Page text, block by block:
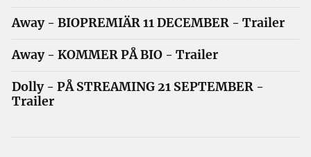
Away - BIOPREMIÄR 11 DECEMBER - Trailer
Away - KOMMER PÅ BIO - Trailer
Dolly - PÅ STREAMING 21 SEPTEMBER -
Trailer